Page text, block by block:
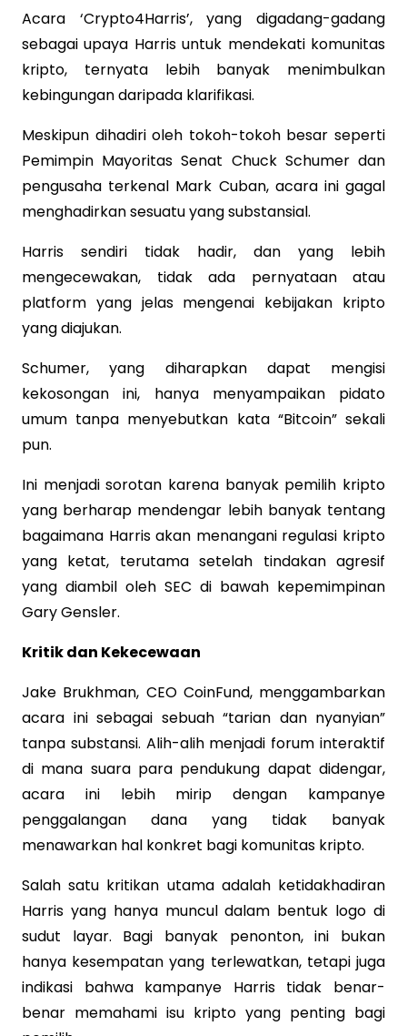
Acara ‘Crypto4Harris’, yang digadang-gadang
sebagai upaya Harris untuk mendekati komunitas
kripto, ternyata lebih banyak menimbulkan
kebingungan daripada klarifikasi.
Meskipun dihadiri oleh tokoh-tokoh besar seperti
Pemimpin Mayoritas Senat Chuck Schumer dan
pengusaha terkenal Mark Cuban, acara ini gagal
menghadirkan sesuatu yang substansial.
Harris sendiri tidak hadir, dan yang lebih
mengecewakan, tidak ada pernyataan atau
platform yang jelas mengenai kebijakan kripto
yang diajukan.
Schumer, yang diharapkan dapat mengisi
kekosongan ini, hanya menyampaikan pidato
umum tanpa menyebutkan kata “Bitcoin” sekali
pun.
Ini menjadi sorotan karena banyak pemilih kripto
yang berharap mendengar lebih banyak tentang
bagaimana Harris akan menangani regulasi kripto
yang ketat, terutama setelah tindakan agresif
yang diambil oleh SEC di bawah kepemimpinan
Gary Gensler.
Kritik dan Kekecewaan
Jake Brukhman, CEO CoinFund, menggambarkan
acara ini sebagai sebuah “tarian dan nyanyian”
tanpa substansi. Alih-alih menjadi forum interaktif
di mana suara para pendukung dapat didengar,
acara ini lebih mirip dengan kampanye
penggalangan dana yang tidak banyak
menawarkan hal konkret bagi komunitas kripto.
Salah satu kritikan utama adalah ketidakhadiran
Harris yang hanya muncul dalam bentuk logo di
sudut layar. Bagi banyak penonton, ini bukan
hanya kesempatan yang terlewatkan, tetapi juga
indikasi bahwa kampanye Harris tidak benar-
benar memahami isu kripto yang penting bagi